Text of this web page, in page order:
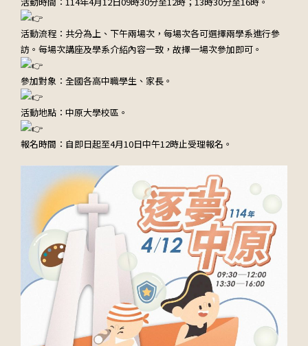
活動流程：共分為上、下午兩場次，每場次各可選擇兩學系進行參
訪。每場次講座及學系介紹內容一致，故擇一場次參加即可。
參加對象：全國各高中職學生、家長。
活動地點：中原大學校區。
報名時間：自即日起至4月10日中午12時止受理報名。